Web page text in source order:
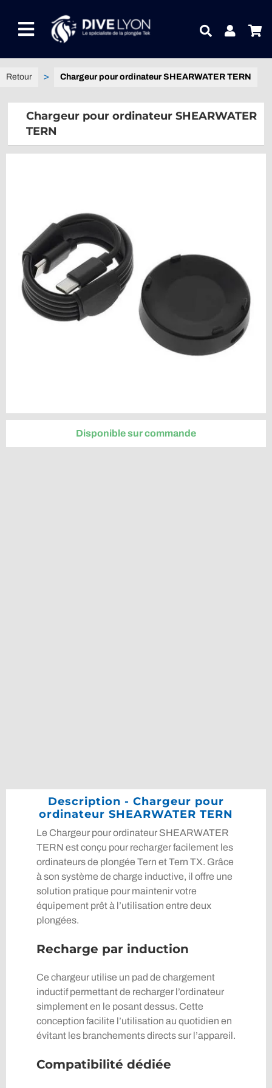
contenuToggle
Navigation
NOTRE UNIVERS PRODUITS
CONTACTEZ-NOUS
Blog
Chargeur pour ordinateur SHEARWATER TERN
Chargeur pour ordinateur SHEARWATER
TERN
Disponible sur commande
Description - Chargeur pour
ordinateur SHEARWATER TERN
Le Chargeur pour ordinateur SHEARWATER
TERN est conçu pour recharger facilement les
ordinateurs de plongée Tern et Tern TX. Grâce
à son système de charge inductive, il offre une
solution pratique pour maintenir votre
équipement prêt à l’utilisation entre deux
plongées.
Recharge par induction
Ce chargeur utilise un pad de chargement
inductif permettant de recharger l’ordinateur
simplement en le posant dessus. Cette
conception facilite l’utilisation au quotidien en
évitant les branchements directs sur l’appareil.
Compatibilité dédiée